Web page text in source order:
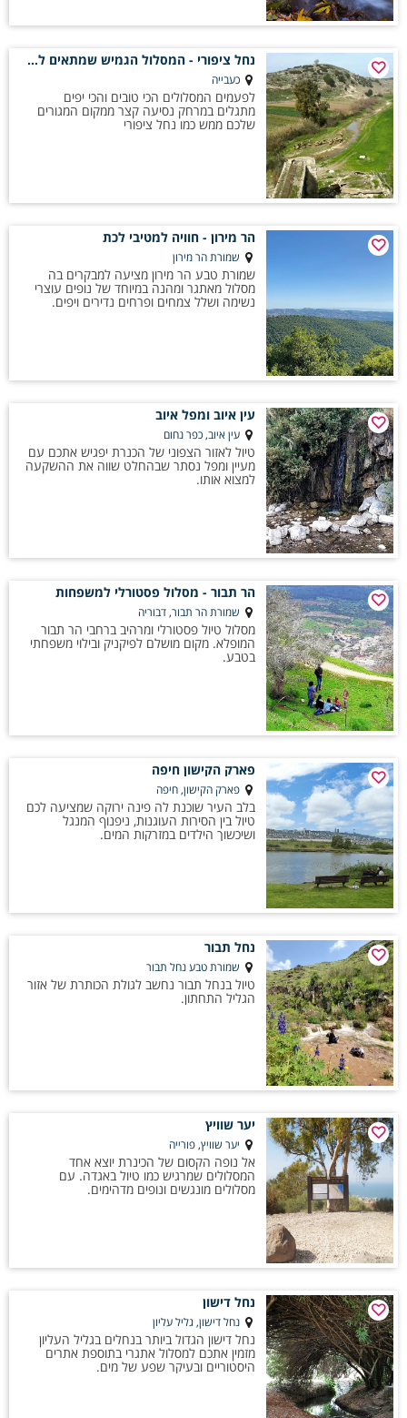
נחל ציפורי - המסלול הגמיש שמתאים לכולם
כעבייה
לפעמים המסלולים הכי טובים והכי יפים
מתגלים במרחק נסיעה קצר ממקום המגורים
שלכם ממש כמו נחל ציפורי
הר מירון - חוויה למטיבי לכת
שמורת הר מירון
שמורת טבע הר מירון מציעה למבקרים בה
מסלול מאתגר ומהנה במיוחד של נופים עוצרי
נשימה ושלל צמחים ופרחים נדירים ויפים.
עין איוב ומפל איוב
עין איוב, כפר נחום
טיול לאזור הצפוני של הכנרת יפגיש אתכם עם
מעיין ומפל נסתר שבהחלט שווה את ההשקעה
למצוא אותו.
הר תבור - מסלול פסטורלי למשפחות
שמורת הר תבור, דבוריה
מסלול טיול פסטורלי ומרהיב ברחבי הר תבור
המופלא. מקום מושלם לפיקניק ובילוי משפחתי
בטבע.
פארק הקישון חיפה
פארק הקישון, חיפה
בלב העיר שוכנת לה פינה ירוקה שמציעה לכם
טיול בין הסירות העוגנות, ניפנוף המנגל
ושיכשוך הילדים במזרקות המים.
נחל תבור
שמורת טבע נחל תבור
טיול בנחל תבור נחשב לגולת הכותרת של אזור
הגליל התחתון.
יער שוויץ
יער שוויץ, פורייה
אל נופה הקסום של הכינרת יוצא אחד
המסלולים שמרגיש כמו טיול באגדה. עם
מסלולים מונגשים ונופים מדהימים.
נחל דישון
נחל דישון, גליל עליון
נחל דישון הגדול ביותר בנחלים בגליל העליון
מזמין אתכם למסלול אתגרי בתוספת אתרים
היסטוריים ובעיקר שפע של מים.